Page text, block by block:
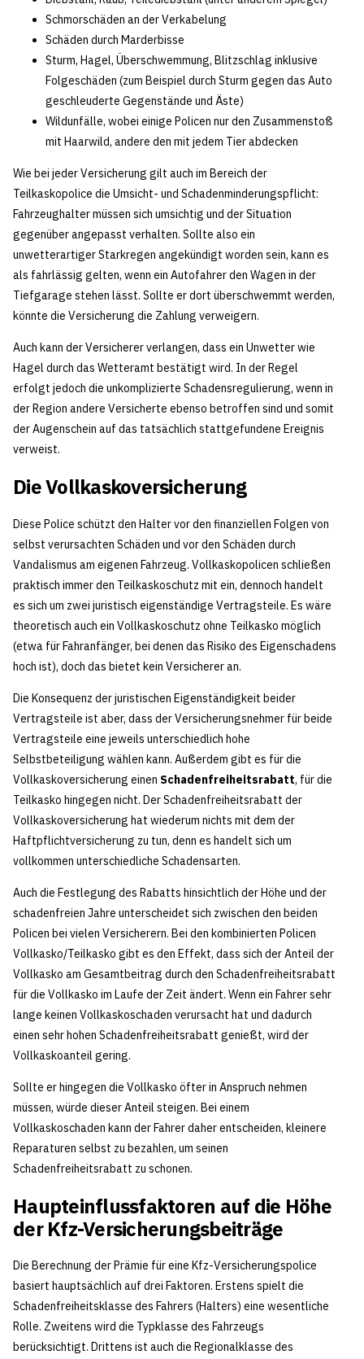
Schmorschäden an der Verkabelung
Schäden durch Marderbisse
Sturm, Hagel, Überschwemmung, Blitzschlag inklusive
Folgeschäden (zum Beispiel durch Sturm gegen das Auto
geschleuderte Gegenstände und Äste)
Wildunfälle, wobei einige Policen nur den Zusammenstoß
mit Haarwild, andere den mit jedem Tier abdecken
Wie bei jeder Versicherung gilt auch im Bereich der
Teilkaskopolice die Umsicht- und Schadenminderungspflicht:
Fahrzeughalter müssen sich umsichtig und der Situation
gegenüber angepasst verhalten. Sollte also ein
unwetterartiger Starkregen angekündigt worden sein, kann es
als fahrlässig gelten, wenn ein Autofahrer den Wagen in der
Tiefgarage stehen lässt. Sollte er dort überschwemmt werden,
könnte die Versicherung die Zahlung verweigern.
Auch kann der Versicherer verlangen, dass ein Unwetter wie
Hagel durch das Wetteramt bestätigt wird. In der Regel
erfolgt jedoch die unkomplizierte Schadensregulierung, wenn in
der Region andere Versicherte ebenso betroffen sind und somit
der Augenschein auf das tatsächlich stattgefundene Ereignis
verweist.
Die Vollkaskoversicherung
Diese Police schützt den Halter vor den finanziellen Folgen von
selbst verursachten Schäden und vor den Schäden durch
Vandalismus am eigenen Fahrzeug. Vollkaskopolicen schließen
praktisch immer den Teilkaskoschutz mit ein, dennoch handelt
es sich um zwei juristisch eigenständige Vertragsteile. Es wäre
theoretisch auch ein Vollkaskoschutz ohne Teilkasko möglich
(etwa für Fahranfänger, bei denen das Risiko des Eigenschadens
hoch ist), doch das bietet kein Versicherer an.
Die Konsequenz der juristischen Eigenständigkeit beider
Vertragsteile ist aber, dass der Versicherungsnehmer für beide
Vertragsteile eine jeweils unterschiedlich hohe
Selbstbeteiligung wählen kann. Außerdem gibt es für die
Vollkaskoversicherung einen Schadenfreiheitsrabatt, für die
Teilkasko hingegen nicht. Der Schadenfreiheitsrabatt der
Vollkaskoversicherung hat wiederum nichts mit dem der
Haftpflichtversicherung zu tun, denn es handelt sich um
vollkommen unterschiedliche Schadensarten.
Auch die Festlegung des Rabatts hinsichtlich der Höhe und der
schadenfreien Jahre unterscheidet sich zwischen den beiden
Policen bei vielen Versicherern. Bei den kombinierten Policen
Vollkasko/Teilkasko gibt es den Effekt, dass sich der Anteil der
Vollkasko am Gesamtbeitrag durch den Schadenfreiheitsrabatt
für die Vollkasko im Laufe der Zeit ändert. Wenn ein Fahrer sehr
lange keinen Vollkaskoschaden verursacht hat und dadurch
einen sehr hohen Schadenfreiheitsrabatt genießt, wird der
Vollkaskoanteil gering.
Sollte er hingegen die Vollkasko öfter in Anspruch nehmen
müssen, würde dieser Anteil steigen. Bei einem
Vollkaskoschaden kann der Fahrer daher entscheiden, kleinere
Reparaturen selbst zu bezahlen, um seinen
Schadenfreiheitsrabatt zu schonen.
Haupteinflussfaktoren auf die Höhe
der Kfz-Versicherungsbeiträge
Die Berechnung der Prämie für eine Kfz-Versicherungspolice
basiert hauptsächlich auf drei Faktoren. Erstens spielt die
Schadenfreiheitsklasse des Fahrers (Halters) eine wesentliche
Rolle. Zweitens wird die Typklasse des Fahrzeugs
berücksichtigt. Drittens ist auch die Regionalklasse des